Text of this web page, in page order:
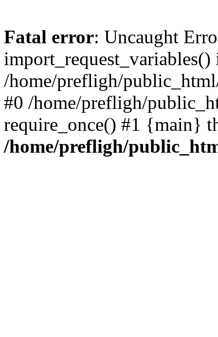
Fatal error: Uncaught
import_request_variables()
/home/prefligh/
#0 /home/prefligh/
require_once() #1 {main}
/home/prefligh/